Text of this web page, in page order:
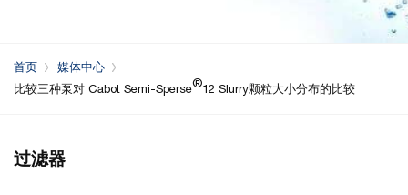
首页
媒体中心
比较三种泵对 Cabot Semi-Sperse®12 Slurry颗粒大小分布的比较
过滤器